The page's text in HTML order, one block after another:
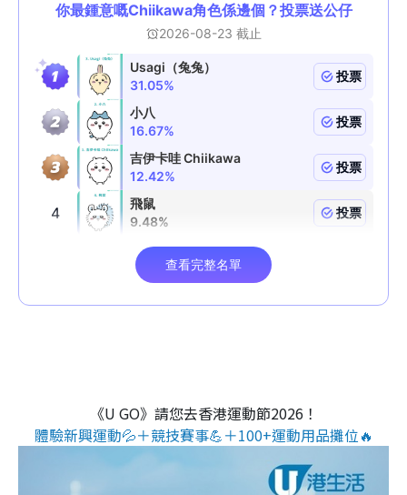
《U GO》請您去香港運動節2026！
體驗新興運動💦＋競技賽事💪＋100+運動用品攤位🔥